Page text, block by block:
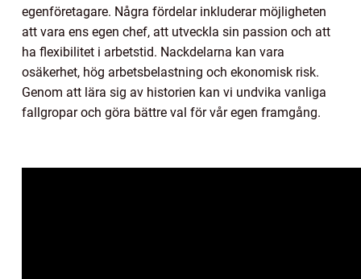
egenföretagare. Några fördelar inkluderar möjligheten
att vara ens egen chef, att utveckla sin passion och att
ha flexibilitet i arbetstid. Nackdelarna kan vara
osäkerhet, hög arbetsbelastning och ekonomisk risk.
Genom att lära sig av historien kan vi undvika vanliga
fallgropar och göra bättre val för vår egen framgång.